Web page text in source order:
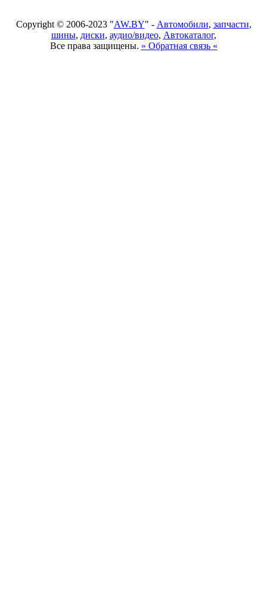
Copyright © 2006-2023 "AW.BY" - Автомобили, запчасти,
шины, диски, аудио/видео, Автокаталог,
Все права защищены. » Обратная связь «